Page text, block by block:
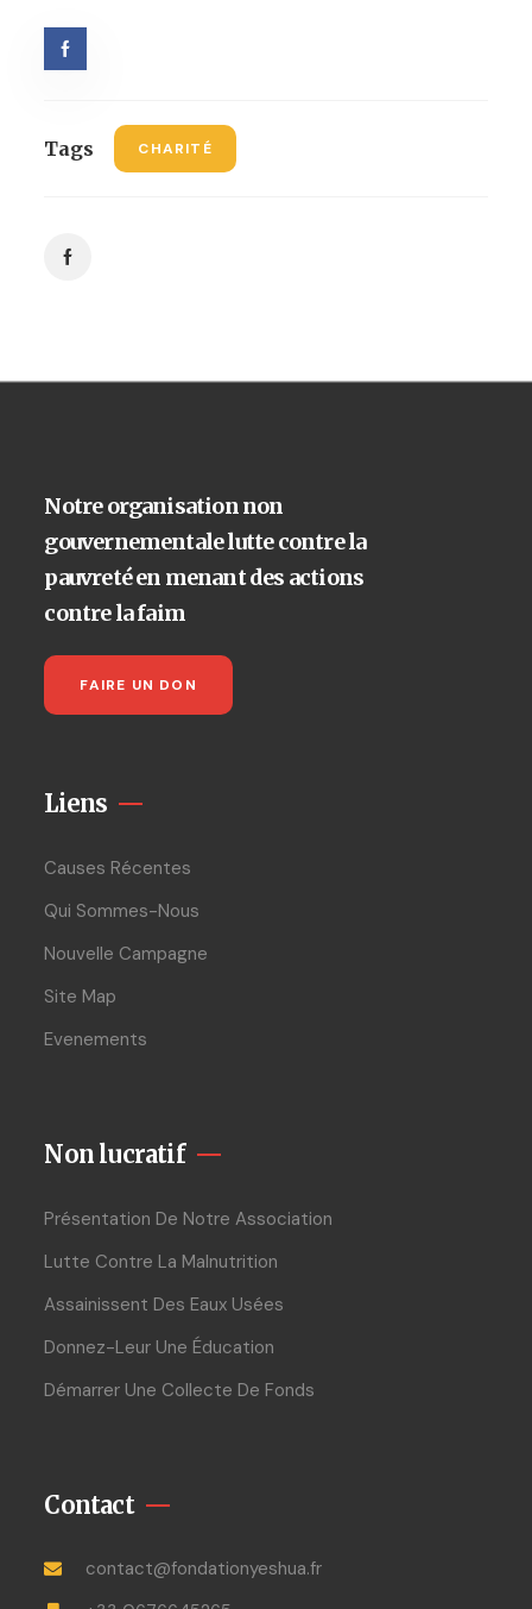
Tags CHARITÉ
Notre organisation non
gouvernementale lutte contre la
pauvreté en menant des actions
contre la faim
FAIRE UN DON
Liens
Causes Récentes
Qui Sommes-Nous
Nouvelle Campagne
Site Map
Evenements
Non lucratif
Présentation De Notre Association
Lutte Contre La Malnutrition
Assainissent Des Eaux Usées
Donnez-Leur Une Éducation
Démarrer Une Collecte De Fonds
Contact
contact@fondationyeshua.fr